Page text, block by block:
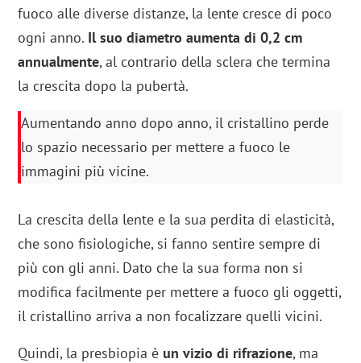
fuoco alle diverse distanze, la lente cresce di poco
ogni anno. Il suo diametro aumenta di 0,2 cm
annualmente, al contrario della sclera che termina
la crescita dopo la pubertà.
Aumentando anno dopo anno, il cristallino perde
lo spazio necessario per mettere a fuoco le
immagini più vicine.
La crescita della lente e la sua perdita di elasticità,
che sono fisiologiche, si fanno sentire sempre di
più con gli anni. Dato che la sua forma non si
modifica facilmente per mettere a fuoco gli oggetti,
il cristallino arriva a non focalizzare quelli vicini.
Quindi, la presbiopia è un vizio di rifrazione, ma